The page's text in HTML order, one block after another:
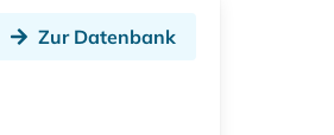
Zur Datenbank